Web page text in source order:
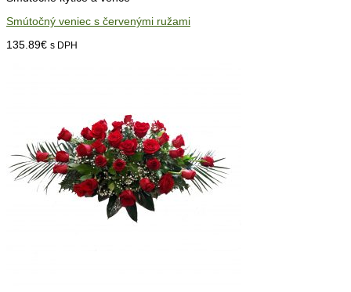
Smútočný veniec s červenými ružami
135.89€ s DPH